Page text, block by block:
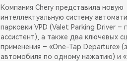
Компания Chery представила новую
интеллектуальную систему
парковки VPD (Valet Parking Driver –
ассистент), а также два ключевых
применения – «One-Tap Departure»
автомобиля по одному нажатию) и